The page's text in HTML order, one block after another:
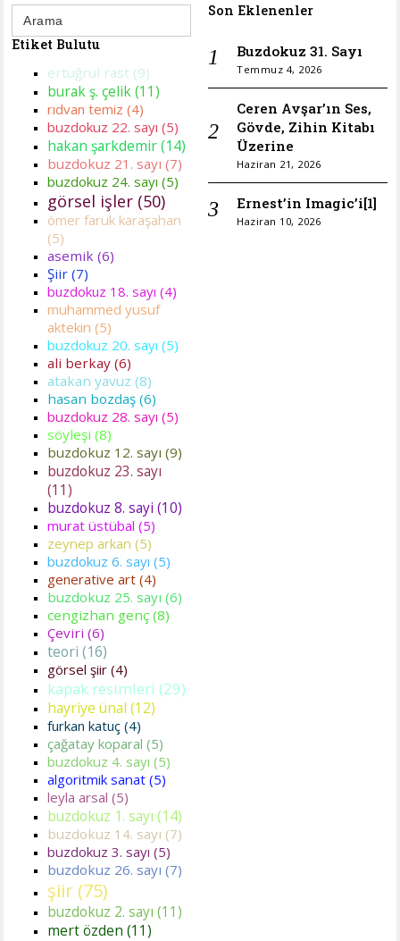
Search
for: Son Eklenenler
Buzdokuz 31. Sayı
Temmuz 4, 2026
Ceren Avşar’ın Ses,
Gövde, Zihin Kitabı
Üzerine
Haziran 21, 2026
Ernest’in Imagic’i[1]
Haziran 10, 2026
Etiket Bulutu
ertuğrul rast (9)
burak ş. çelik (11)
rıdvan temiz (4)
buzdokuz 22. sayı (5)
hakan şarkdemir (14)
buzdokuz 21. sayı (7)
buzdokuz 24. sayı (5)
görsel işler (50)
ömer faruk karaşahan
(5)
asemik (6)
Şiir (7)
buzdokuz 18. sayı (4)
muhammed yusuf
aktekin (5)
buzdokuz 20. sayı (5)
ali berkay (6)
atakan yavuz (8)
hasan bozdaş (6)
buzdokuz 28. sayı (5)
söyleşi (8)
buzdokuz 12. sayı (9)
buzdokuz 23. sayı
(11)
buzdokuz 8. sayi (10)
murat üstübal (5)
zeynep arkan (5)
buzdokuz 6. sayı (5)
generative art (4)
buzdokuz 25. sayı (6)
cengizhan genç (8)
Çeviri (6)
teori (16)
görsel şiir (4)
kapak resimleri (29)
hayriye ünal (12)
furkan katuç (4)
çağatay koparal (5)
buzdokuz 4. sayı (5)
algoritmik sanat (5)
leyla arsal (5)
buzdokuz 1. sayı (14)
buzdokuz 14. sayı (7)
buzdokuz 3. sayı (5)
buzdokuz 26. sayı (7)
şiir (75)
buzdokuz 2. sayı (11)
mert özden (11)